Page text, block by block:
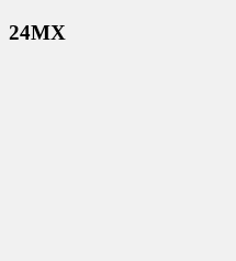
24MX